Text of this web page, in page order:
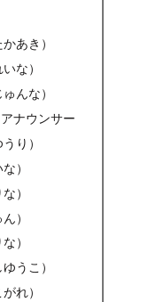
あき）
な）
んな）
ナウンサー
り）
）
）
）
）
うこ）
れ）